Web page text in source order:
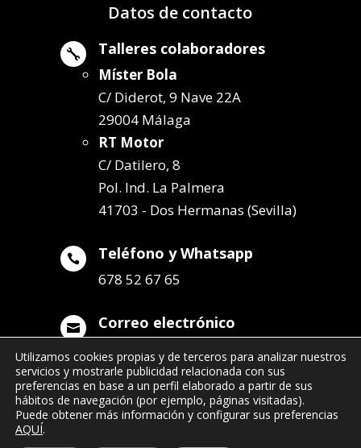
Datos de contacto
 Talleres colaboradores
Míster Bola
C/ Diderot, 9 Nave 22A
29004 Málaga
RT Motor
C/ Datilero, 8
Pol. Ind. La Palmera
41703 - Dos Hermanas (Sevilla)
 Teléfono y Whatsapp
678 52 67 65
 Correo electrónico
info@remolqueszabala.com
Utilizamos cookies propias y de terceros para analizar nuestros
servicios y mostrarle publicidad relacionada con sus
preferencias en base a un perfil elaborado a partir de sus
hábitos de navegación (por ejemplo, páginas visitadas).
Puede obtener más información y configurar sus preferencias
AQUÍ.